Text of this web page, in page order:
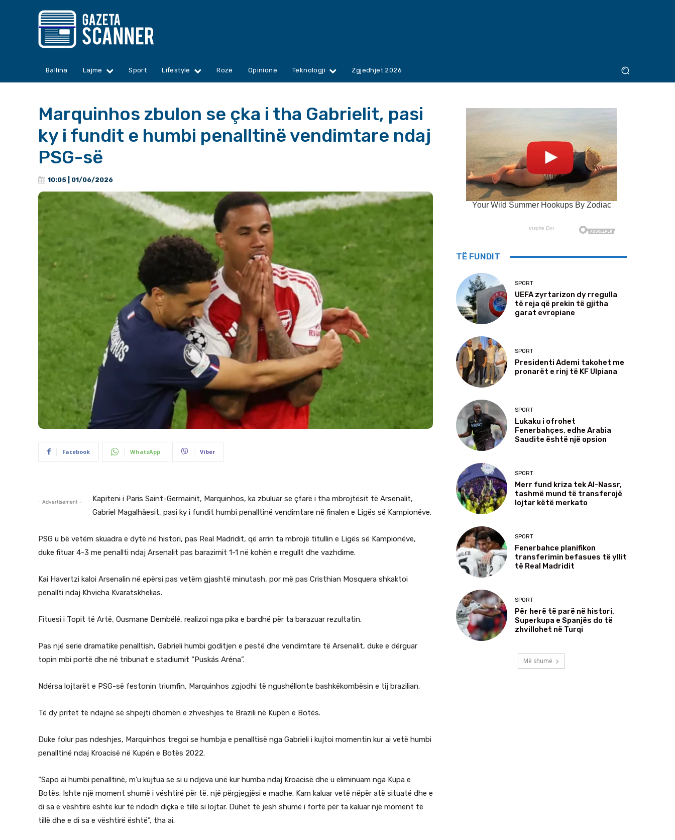
Ballina Lajme Sport Lifestyle Rozë Opinione Teknologji Zgjedhjet 2026
Marquinhos zbulon se çka i tha Gabrielit, pasi
ky i fundit e humbi penalltinë vendimtare ndaj
PSG-së
10:05 | 01/06/2026
Facebook WhatsApp Viber
- Advertisement -
Kapiteni i Paris Saint-Germainit, Marquinhos, ka zbuluar se çfarë i tha mbrojtësit të Arsenalit,
Gabriel Magalhãesit, pasi ky i fundit humbi penalltinë vendimtare në finalen e Ligës së Kampionëve.
PSG u bë vetëm skuadra e dytë në histori, pas Real Madridit, që arrin ta mbrojë titullin e Ligës së Kampionëve,
duke fituar 4-3 me penallti ndaj Arsenalit pas barazimit 1-1 në kohën e rregullt dhe vazhdime.
Kai Havertzi kaloi Arsenalin në epërsi pas vetëm gjashtë minutash, por më pas Cristhian Mosquera shkaktoi
penallti ndaj Khvicha Kvaratskhelias.
Fituesi i Topit të Artë, Ousmane Dembélé, realizoi nga pika e bardhë për ta barazuar rezultatin.
Pas një serie dramatike penalltish, Gabrieli humbi goditjen e pestë dhe vendimtare të Arsenalit, duke e dërguar
topin mbi portë dhe në tribunat e stadiumit “Puskás Aréna”.
Ndërsa lojtarët e PSG-së festonin triumfin, Marquinhos zgjodhi të ngushëllonte bashkëkombësin e tij brazilian.
Të dy pritet të ndajnë së shpejti dhomën e zhveshjes te Brazili në Kupën e Botës.
Duke folur pas ndeshjes, Marquinhos tregoi se humbja e penalltisë nga Gabrieli i kujtoi momentin kur ai vetë humbi
penalltinë ndaj Kroacisë në Kupën e Botës 2022.
“Sapo ai humbi penalltinë, m’u kujtua se si u ndjeva unë kur humba ndaj Kroacisë dhe u eliminuam nga Kupa e
Botës. Ishte një moment shumë i vështirë për të, një përgjegjësi e madhe. Kam kaluar vetë nëpër atë situatë dhe e
di sa e vështirë është kur të ndodh diçka e tillë si lojtar. Duhet të jesh shumë i fortë për ta kaluar një moment të
tillë dhe e di sa e vështirë është”, tha ai.
TË FUNDIT
SPORT
UEFA zyrtarizon dy rregulla
të reja që prekin të gjitha
garat evropiane
SPORT
Presidenti Ademi takohet me
pronarët e rinj të KF Ulpiana
SPORT
Lukaku i ofrohet
Fenerbahçes, edhe Arabia
Saudite është një opsion
SPORT
Merr fund kriza tek Al-Nassr,
tashmë mund të transferojë
lojtar këtë merkato
SPORT
Fenerbahce planifikon
transferimin befasues të yllit
të Real Madridit
SPORT
Për herë të parë në histori,
Superkupa e Spanjës do të
zhvillohet në Turqi
Më shumë